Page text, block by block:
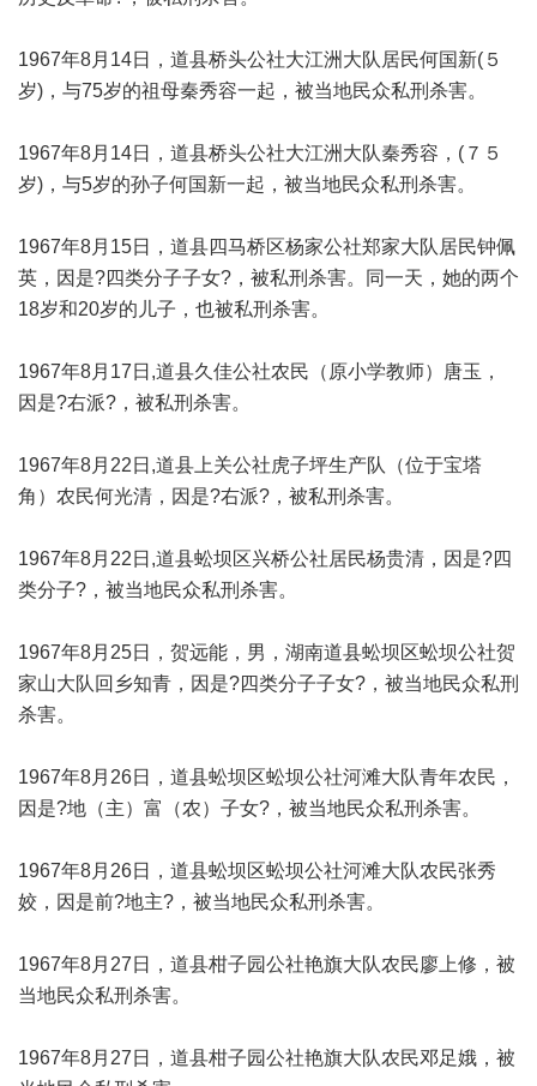
1967年8月14日，道县桥头公社大江洲大队居民何国新(５
岁)，与75岁的祖母秦秀容一起，被当地民众私刑杀害。
1967年8月14日，道县桥头公社大江洲大队秦秀容，(７５
岁)，与5岁的孙子何国新一起，被当地民众私刑杀害。
1967年8月15日，道县四马桥区杨家公社郑家大队居民钟佩
英，因是?四类分子子女?，被私刑杀害。同一天，她的两个
18岁和20岁的儿子，也被私刑杀害。
1967年8月17日,道县久佳公社农民（原小学教师）唐玉，
因是?右派?，被私刑杀害。
1967年8月22日,道县上关公社虎子坪生产队（位于宝塔
角）农民何光清，因是?右派?，被私刑杀害。
1967年8月22日,道县蚣坝区兴桥公社居民杨贵清，因是?四
类分子?，被当地民众私刑杀害。
1967年8月25日，贺远能，男，湖南道县蚣坝区蚣坝公社贺
家山大队回乡知青，因是?四类分子子女?，被当地民众私刑
杀害。
1967年8月26日，道县蚣坝区蚣坝公社河滩大队青年农民，
因是?地（主）富（农）子女?，被当地民众私刑杀害。
1967年8月26日，道县蚣坝区蚣坝公社河滩大队农民张秀
姣，因是前?地主?，被当地民众私刑杀害。
1967年8月27日，道县柑子园公社艳旗大队农民廖上修，被
当地民众私刑杀害。
1967年8月27日，道县柑子园公社艳旗大队农民邓足娥，被